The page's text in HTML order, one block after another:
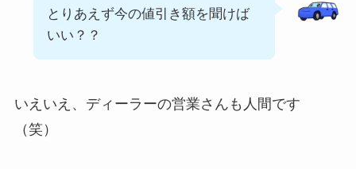
とりあえず今の値引き額を聞けば
いい？？
いえいえ、ディーラーの営業さんも人間です
（笑）